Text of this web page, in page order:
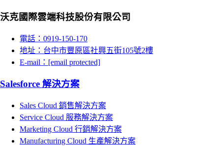
沃克國際雲端科技股份有限公司
電話：0919-150-170
地址：台中市豐原區社興五街105號2樓
E-mail： [email protected]
Salesforce 解決方案
Sales Cloud 銷售解決方案
Service Cloud 服務解決方案
Marketing Cloud 行銷解決方案
Manufacturing Cloud 生產解決方案